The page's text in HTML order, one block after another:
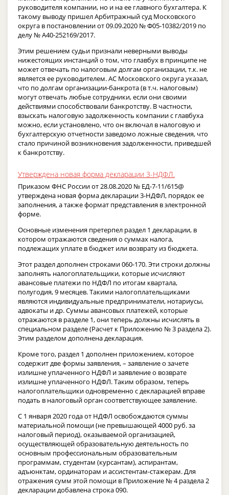
руководителя компании, но и на ее главного бухгалтера. К
такому выводу пришел Арбитражный суд Московского
округа в постановлении от 09.09.2020 № Ф05-10382/2019 по
делу № А40-252169/2017.
Этим решением судьи признали неверными выводы
нижестоящих инстанций о том, что главбух в принципе не
может отвечать по налоговым долгам организации, т.к. не
является ее руководителем. АС Московского округа указал,
что по долгам организации-банкрота (в т.ч. налоговым)
могут отвечать любые сотрудники, если они своими
действиями способствовали банкротству. В частности,
взыскать налоговую задолженность компании с главбуха
можно, если установлено, что он включал в налоговую и
бухгалтерскую отчетности заведомо ложные сведения, что
стало причиной возникновения задолженности, приведшей
к банкротству.
Утверждена новая форма декларации 3-НДФЛ.
Приказом ФНС России от 28.08.2020 № ЕД-7-11/615@
утверждена новая форма декларации 3-НДФЛ, порядок ее
заполнения, а также формат представления в электронной
форме.
Основные изменения претерпел раздел 1 декларации, в
котором отражаются сведения о суммах налога,
подлежащих уплате в бюджет или возврату из бюджета.
Этот раздел дополнен строками 060-170. Эти строки должны
заполнять налогоплательщики, которые исчисляют
авансовые платежи по НДФЛ по итогам квартала,
полугодия, 9 месяцев. Такими налогоплательщиками
являются индивидуальные предприниматели, нотариусы,
адвокаты и др. Суммы авансовых платежей, которые
отражаются в разделе 1, они теперь должны исчислять в
специальном разделе (Расчет к Приложению № 3 раздела 2).
Этим разделом дополнена декларация.
Кроме того, раздел 1 дополнен приложением, которое
содержит две формы заявления, – заявление о зачете
излишне уплаченного НДФЛ и заявление о возврате
излишне уплаченного НДФЛ. Таким образом, теперь
налогоплательщики одновременно с декларацией вправе
подать в налоговый орган соответствующее заявление.
С 1 января 2020 года от НДФЛ освобождаются суммы
материальной помощи (не превышающей 4000 руб. за
налоговый период), оказываемой организацией,
осуществляющей образовательную деятельность по
основным профессиональным образовательным
программам, студентам (курсантам), аспирантам,
адъюнктам, ординаторам и ассистентам-стажерам. Для
отражения сумм этой помощи в Приложение № 4 раздела 2
декларации добавлена строка 090.